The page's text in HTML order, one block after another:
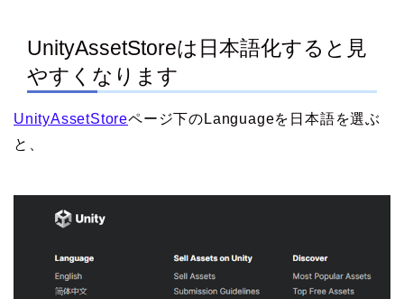
UnityAssetStoreは日本語化すると見
やすくなります
UnityAssetStoreページ下のLanguageを日本語を選ぶ
と、